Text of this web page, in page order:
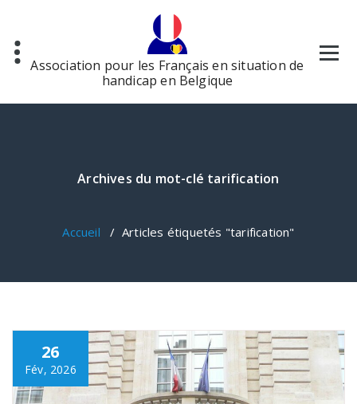
contenu
Association pour les Français en situation de
handicap en Belgique
Archives du mot-clé tarification
Accueil / Articles étiquetés "tarification"
26
Fév, 2026